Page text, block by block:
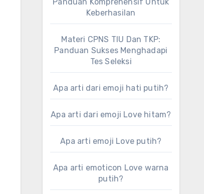
Keberhasilan
Materi CPNS TIU Dan TKP:
Panduan Sukses Menghadapi
Tes Seleksi
Apa arti dari emoji hati putih?
Apa arti dari emoji Love hitam?
Apa arti emoji Love putih?
Apa arti emoticon Love warna
putih?